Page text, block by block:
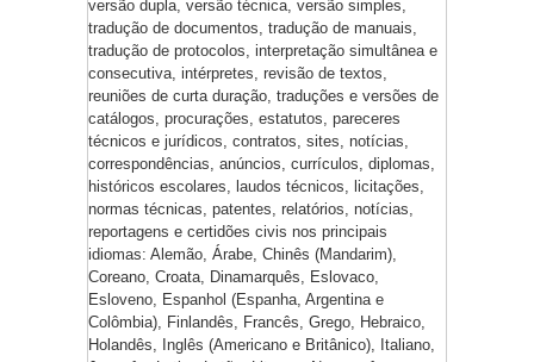
versão dupla, versão técnica, versão simples,
tradução de documentos, tradução de manuais,
tradução de protocolos, interpretação simultânea e
consecutiva, intérpretes, revisão de textos,
reuniões de curta duração, traduções e versões de
catálogos, procurações, estatutos, pareceres
técnicos e jurídicos, contratos, sites, notícias,
correspondências, anúncios, currículos, diplomas,
históricos escolares, laudos técnicos, licitações,
normas técnicas, patentes, relatórios, notícias,
reportagens e certidões civis nos principais
idiomas: Alemão, Árabe, Chinês (Mandarim),
Coreano, Croata, Dinamarquês, Eslovaco,
Esloveno, Espanhol (Espanha, Argentina e
Colômbia), Finlandês, Francês, Grego, Hebraico,
Holandês, Inglês (Americano e Britânico), Italiano,